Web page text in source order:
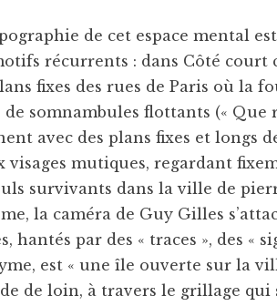
de cet espace mental
récurrents : dans Côté court
fixes des rues de Paris où la
de somnambules flottants (« Que
avec des plans fixes et longs
visages mutiques, regardant
survivants dans la ville de
la caméra de Guy Gilles
hantés par des « traces », des «
est « une île ouverte sur la
de loin, à travers le grillage